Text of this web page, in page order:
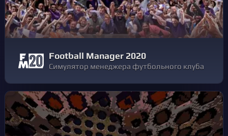
Football Manager 2020
Симулятор менеджера футбольного клуба